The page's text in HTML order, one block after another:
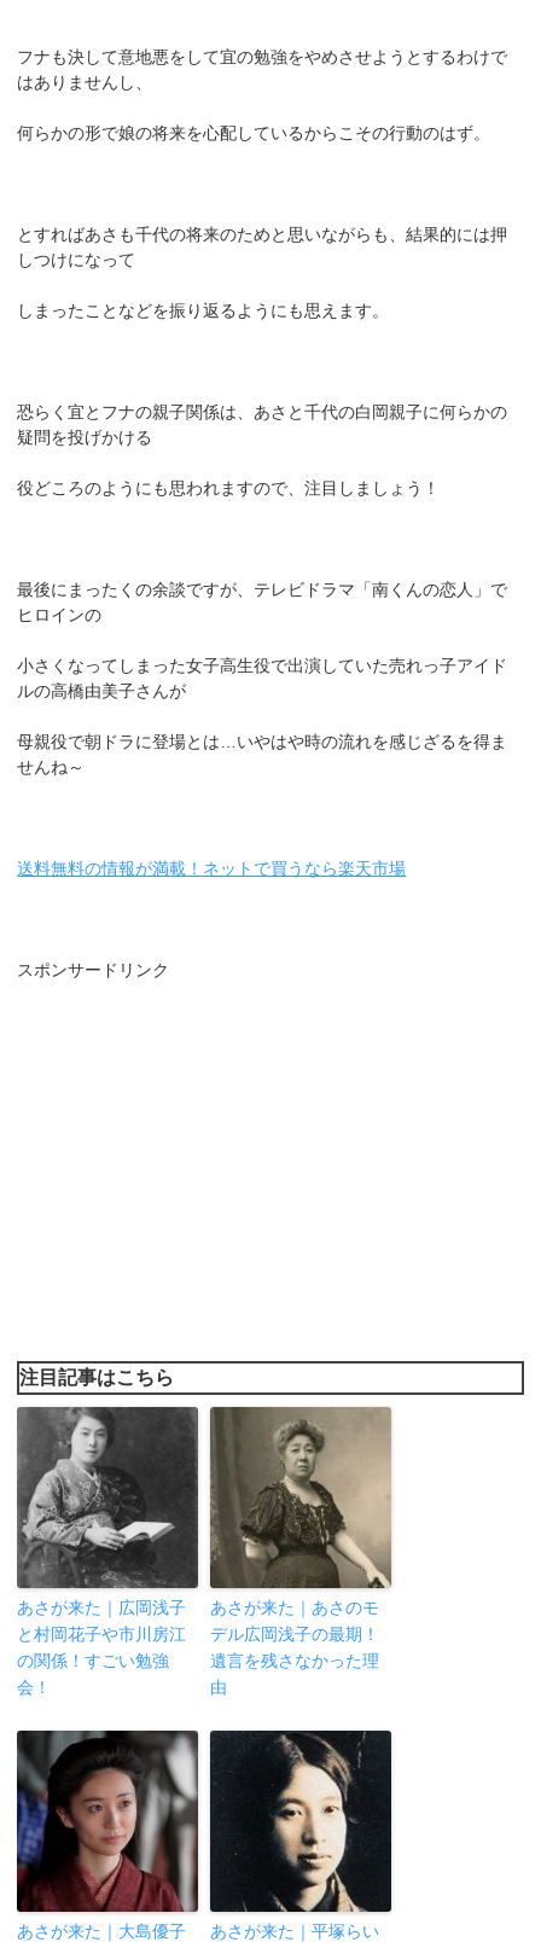
フナも決して意地悪をして宜の勉強をやめさせようとするわけで
はありませんし、
何らかの形で娘の将来を心配しているからこその行動のはず。
とすればあさも千代の将来のためと思いながらも、結果的には押
しつけになって
しまったことなどを振り返るようにも思えます。
恐らく宜とフナの親子関係は、あさと千代の白岡親子に何らかの
疑問を投げかける
役どころのようにも思われますので、注目しましょう！
最後にまったくの余談ですが、テレビドラマ「南くんの恋人」で
ヒロインの
小さくなってしまった女子高生役で出演していた売れっ子アイド
ルの高橋由美子さんが
母親役で朝ドラに登場とは…いやはや時の流れを感じざるを得ま
せんね～
送料無料の情報が満載！ネットで買うなら楽天市場
スポンサードリンク
注目記事はこちら
あさが来た｜広岡浅子
と村岡花子や市川房江
の関係！すごい勉強
会！
あさが来た｜あさのモ
デル広岡浅子の最期！
遺言を残さなかった理
由
あさが来た｜大島優子 あさが来た｜平塚らい